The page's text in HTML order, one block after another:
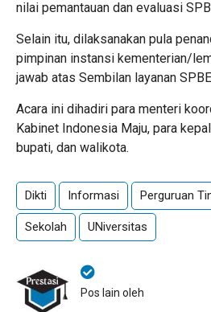
nilai pemantauan dan evaluasi
Selain itu, dilaksanakan pula
pimpinan instansi kementerian/
jawab atas Sembilan layanan
Acara ini dihadiri para menteri
Kabinet Indonesia Maju, para
bupati, dan walikota.
Dikti Informasi Perguruan
Sekolah UNiversitas
Pos lain oleh